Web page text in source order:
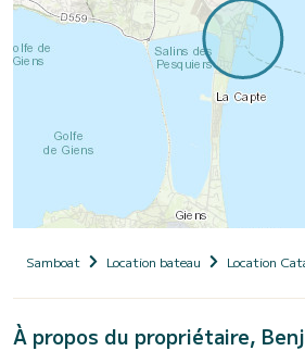
Samboat Location bateau Location
À propos du propriétaire,